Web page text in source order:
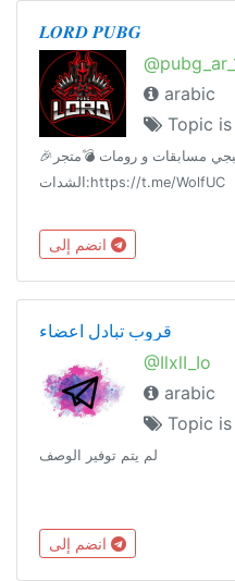
𝑳𝑶𝑹𝑫 𝑷𝑼𝑩𝑮
arabic
Topic
🎉قروب ببجي مسابقات و رومات 💣متجر
الشدات:https://t.me/WolfUC
قروب تبادل اعضاء
@IlxlI_Io
arabic
Topic
لم يتم توفير الوصف